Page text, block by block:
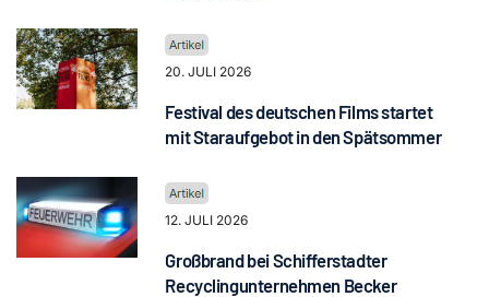
20. JULI 2026
Festival des deutschen Films startet
mit Staraufgebot in den Spätsommer
12. JULI 2026
Großbrand bei Schifferstadter
Recyclingunternehmen Becker